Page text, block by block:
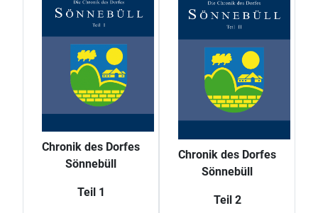
Chronik des Dorfes
Sönnebüll
Teil 1
Chronik des Dorfes
Sönnebüll
Teil 2